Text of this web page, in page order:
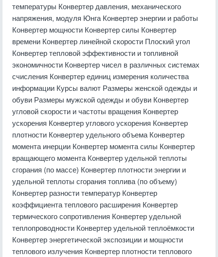
температуры Конвертер давления, механического
напряжения, модуля Юнга Конвертер энергии и работы
Конвертер мощности Конвертер силы Конвертер
времени Конвертер линейной скорости Плоский угол
Конвертер тепловой эффективности и топливной
экономичности Конвертер чисел в различных системах
счисления Конвертер единиц измерения количества
информации Курсы валют Размеры женской одежды и
обуви Размеры мужской одежды и обуви Конвертер
угловой скорости и частоты вращения Конвертер
ускорения Конвертер углового ускорения Конвертер
плотности Конвертер удельного объема Конвертер
момента инерции Конвертер момента силы Конвертер
вращающего момента Конвертер удельной теплоты
сгорания (по массе) Конвертер плотности энергии и
удельной теплоты сгорания топлива (по объему)
Конвертер разности температур Конвертер
коэффициента теплового расширения Конвертер
термического сопротивления Конвертер удельной
теплопроводности Конвертер удельной теплоёмкости
Конвертер энергетической экспозиции и мощности
теплового излучения Конвертер плотности теплового